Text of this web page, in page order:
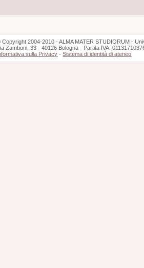
Copyright 2004-2010 - ALMA MATER STUDIORUM -
Zamboni, 33 - 40126 Bologna - Partita IVA:
sulla Privacy -Sistema di identità di ateneo